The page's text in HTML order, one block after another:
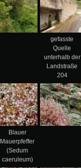
gefasste
Quelle
unterhalb der
Landstraße
204
Blauer
Mauerpfeffer
(Sedum
caeruleum)